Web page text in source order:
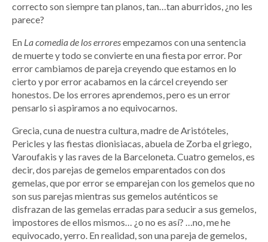
correcto son siempre tan planos, tan…tan aburridos, ¿no les
parece?
En La comedia de los erroresempezamos con una sentencia
de muerte y todo se convierte en una fiesta por error. Por
error cambiamos de pareja creyendo que estamos en lo
cierto y por error acabamos en la cárcel creyendo ser
honestos. De los errores aprendemos, pero es un error
pensarlo si aspiramos a no equivocarnos.
Grecia, cuna de nuestra cultura, madre de Aristóteles,
Pericles y las fiestas dionisiacas, abuela de Zorba el griego,
Varoufakis y las raves de la Barceloneta. Cuatro gemelos, es
decir, dos parejas de gemelos emparentados con dos
gemelas, que por error se emparejan con los gemelos que no
son sus parejas mientras sus gemelos auténticos se
disfrazan de las gemelas erradas para seducir a sus gemelos,
impostores de ellos mismos… ¿o no es así? …no, me he
equivocado, yerro. En realidad, son una pareja de gemelos,